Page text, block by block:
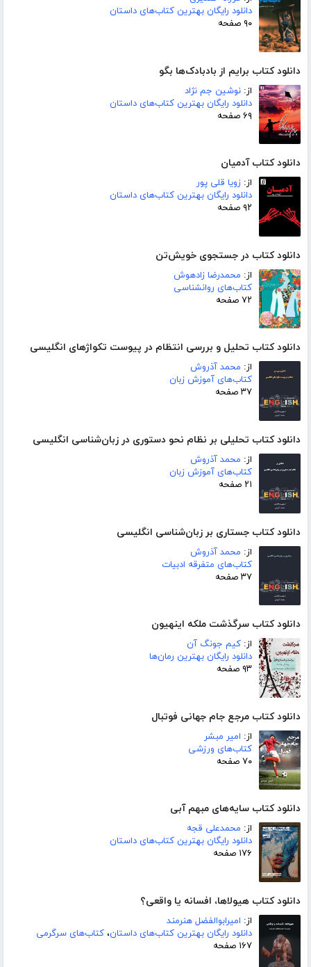
دانلود رایگان بهترین کتاب‌های داستان
۹۰ صفحه
دانلود کتاب برایم از بادبادک‌ها بگو
از: نوشین جم نژاد
دانلود رایگان بهترین کتاب‌های داستان
۶۹ صفحه
دانلود کتاب آدمیان
از: زویا قلی پور
دانلود رایگان بهترین کتاب‌های داستان
۹۲ صفحه
دانلود کتاب در جستجوی خویش‌تن
از: محمدرضا زادهوش
کتاب‌های روانشناسی
۷۲ صفحه
دانلود کتاب تحلیل و بررسی انتظام در پیوست تکواژهای انگلیسی
از: محمد آذروش
کتاب‌های آموزش زبان
۳۷ صفحه
دانلود کتاب تحلیلی بر نظام نحو دستوری در زبان‌شناسی انگلیسی
از: محمد آذروش
کتاب‌های آموزش زبان
۲۱ صفحه
دانلود کتاب جستاری بر زبان‌شناسی انگلیسی
از: محمد آذروش
کتاب‌های متفرقه ادبیات
۳۷ صفحه
دانلود کتاب سرگذشت ملکه اینهیون
از: کیم جونگ آن
دانلود رایگان بهترین رمان‌ها
۹۳ صفحه
دانلود کتاب مرجع جام جهانی فوتبال
از: امیر مبشر
کتاب‌های ورزشی
۷۰ صفحه
دانلود کتاب سایه‌های مبهم آبی
از: محمدعلی قجه
دانلود رایگان بهترین کتاب‌های داستان
۱۷۶ صفحه
دانلود کتاب هیولاها، افسانه یا واقعی؟
از: امیرابوالفضل هنرمند
دانلود رایگان بهترین کتاب‌های داستان، کتاب‌های سرگرمی
۱۶۷ صفحه